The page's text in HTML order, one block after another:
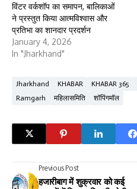
विंटर वर्कशॉप का समापन, बालिकाओं
ने प्रस्तुत किया आत्मविश्वास और
प्रतिभा का शानदार प्रदर्शन
January 4, 2026
In "Jharkhand"
Jharkhand KHABAR KHABAR 365
Ramgarh
महिलासमिति शॉपिंगमॉल
Previous Post
हजारीबाग में शुक्रवार को कई